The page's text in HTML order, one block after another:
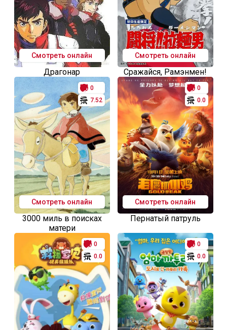
Смотреть онлайн
Драгонар
Смотреть онлайн
Сражайся, Рамэнмен!
0
7.52
Смотреть онлайн
3000 миль в поисках
матери
0
0.0
Смотреть онлайн
Пернатый патруль
0
0.0
0
0.0